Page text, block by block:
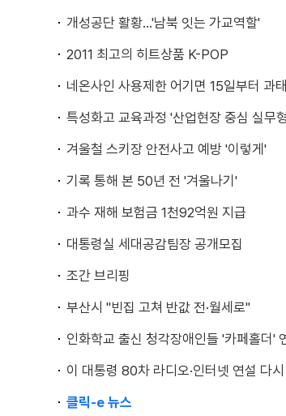
개성공단 활황...'남북 잇는 가교역할'
2011 최고의 히트상품 K-POP
네온사인 사용제한 어기면 15일부터 과
특성화고 교육과정 '산업현장 중심 실무
겨울철 스키장 안전사고 예방 '이렇게'
기록 통해 본 50년 전 '겨울나기'
과수 재해 보험금 1천92억원 지급
대통령실 세대공감팀장 공개모집
조간 브리핑
부산시 "빈집 고쳐 반값 전·월세로"
인화학교 출신 청각장애인들 '카페홀더'
이 대통령 80차 라디오·인터넷 연설 다시
클릭-e 뉴스